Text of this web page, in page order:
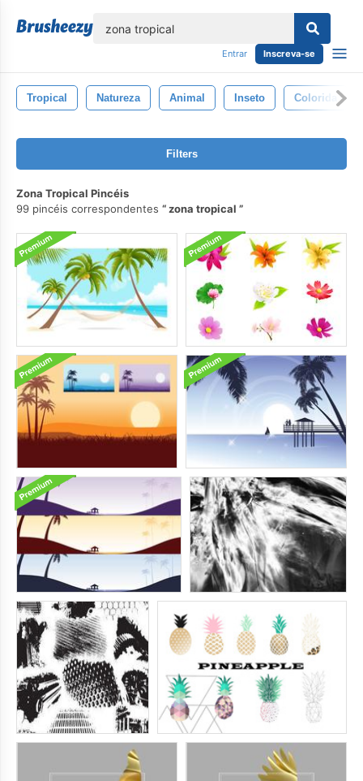
Entrar Inscreva-se
Tropical Natureza Animal Inseto Colorida
Filters
Zona Tropical Pincéis
99 pincéis correspondentes
zona tropical